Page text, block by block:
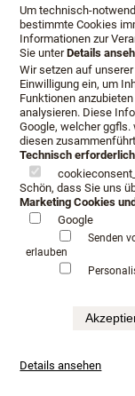
Um technisch-
bestimmte Cookies
Informationen zur
Sie unterDetails
Wir setzen auf
Einwilligung ein, um
Funktionen
analysieren. Diese
Google, welcher
diesen
Technisch
Schön, dass Sie uns
Marketing Cookies
Google
Senden
erlauben
Details ansehen